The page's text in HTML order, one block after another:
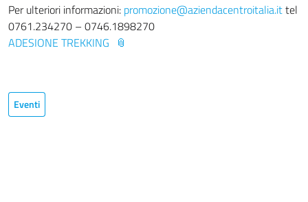
Per ulteriori informazioni: promozione@aziendacentroitalia.ittel
0761.234270 – 0746.1898270
ADESIONE TREKKING
Eventi